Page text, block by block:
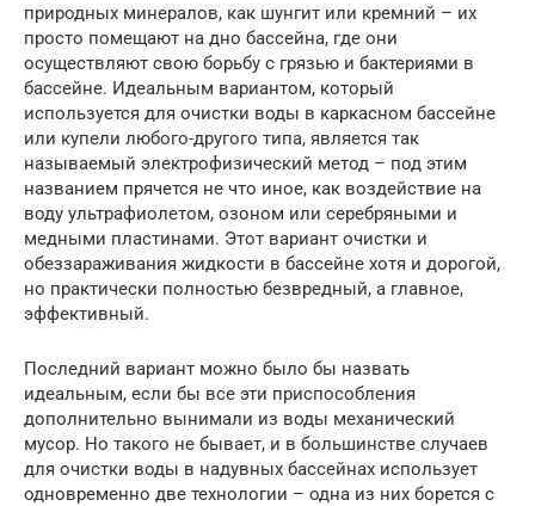
природных минералов, как шунгит или кремний – их
просто помещают на дно бассейна, где они
осуществляют свою борьбу с грязью и бактериями в
бассейне. Идеальным вариантом, который
используется для очистки воды в каркасном бассейне
или купели любого-другого типа, является так
называемый электрофизический метод – под этим
названием прячется не что иное, как воздействие на
воду ультрафиолетом, озоном или серебряными и
медными пластинами. Этот вариант очистки и
обеззараживания жидкости в бассейне хотя и дорогой,
но практически полностью безвредный, а главное,
эффективный.
Последний вариант можно было бы назвать
идеальным, если бы все эти приспособления
дополнительно вынимали из воды механический
мусор. Но такого не бывает, и в большинстве случаев
для очистки воды в надувных бассейнах использует
одновременно две технологии – одна из них борется с